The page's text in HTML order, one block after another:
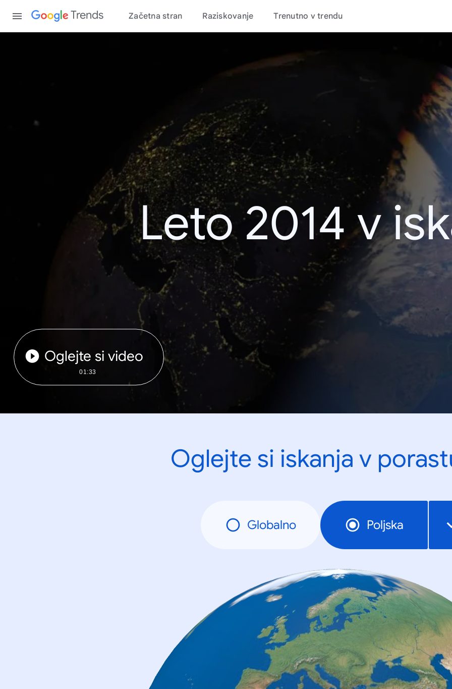
Trends Začetna stran Raziskovanje Trenutno v trendu
Leto 2014 v
Oglejte si video
01:33
Oglejte si iskanja v
Globalno Poljska